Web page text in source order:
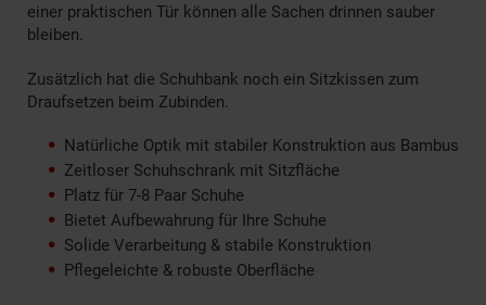
einer praktischen Tür können alle Sachen drinnen sauber
bleiben.
Zusätzlich hat die Schuhbank noch ein Sitzkissen zum
Draufsetzen beim Zubinden.
Natürliche Optik mit stabiler Konstruktion aus Bambus
Zeitloser Schuhschrank mit Sitzfläche
Platz für 7-8 Paar Schuhe
Bietet Aufbewahrung für Ihre Schuhe
Solide Verarbeitung & stabile Konstruktion
Pflegeleichte & robuste Oberfläche